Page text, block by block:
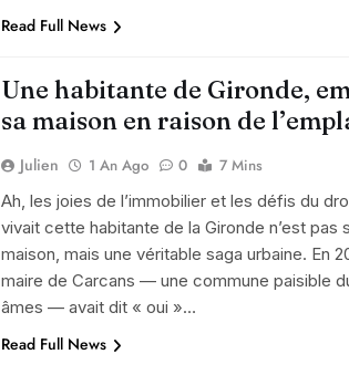
Read Full News
Une habitante de Gironde,
sa maison en raison de
Julien 1 An Ago 0
7 Mins
Ah, les joies de l’immobilier et les défis du
vivait cette habitante de la Gironde n’est pas
maison, mais une véritable saga urbaine. En
maire de Carcans — une commune paisible
âmes — avait dit « oui »…
Read Full News